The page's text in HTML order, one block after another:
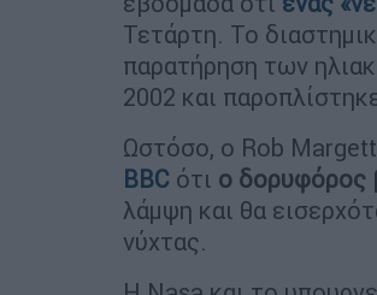
Τετάρτη. Το
παρατήρηση των
2002 και
Ωστόσο, ο Rob
BBC ότι ο δορυφόρος
λάμψη και θα
νύχτας.